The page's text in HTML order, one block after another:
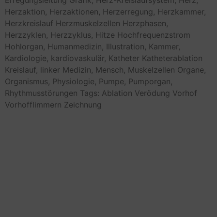
Herzaktion, Herzaktionen, Herzerregung, Herzkammer,
Herzkreislauf Herzmuskelzellen Herzphasen,
Herzzyklen, Herzzyklus, Hitze Hochfrequenzstrom
Hohlorgan, Humanmedizin, Illustration, Kammer,
Kardiologie, kardiovaskulär, Katheter Katheterablation
Kreislauf, linker Medizin, Mensch, Muskelzellen Organe,
Organismus, Physiologie, Pumpe, Pumporgan,
Rhythmusstörungen Tags: Ablation Verödung Vorhof
Vorhofflimmern Zeichnung